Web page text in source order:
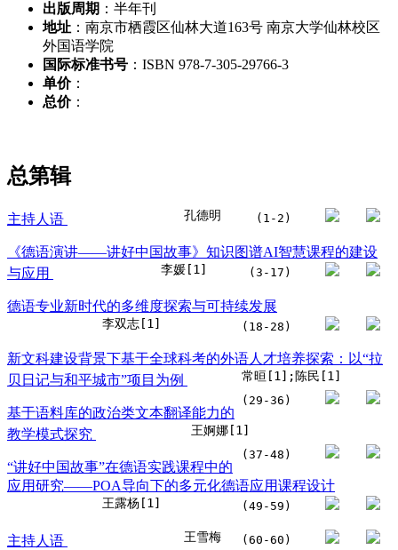
出版周期 ：半年刊
地址 ：南京市栖霞区仙林大道163号 南京大学仙林校区
外国语学院
国际标准书号 ：ISBN 978-7-305-29766-3
单价：
总价：
总第辑
主持人语 孔德明 (1-2)
《德语演讲——讲好中国故事》知识图谱AI智慧课程的建设
与应用
李媛[1] (3-17)
德语专业新时代的多维度探索与可持续发展
李双志[1] (18-28)
新文科建设背景下基于全球科考的外语人才培养探索：以“拉
贝日记与和平城市”项目为例
常晅[1];陈民[1]
(29-36)
基于语料库的政治类文本翻译能力的
教学模式探究
王婀娜[1]
(37-48)
“讲好中国故事”在德语实践课程中的
应用研究——POA导向下的多元化德语应用课程设计
王露杨[1] (49-59)
主持人语 王雪梅 (60-60)